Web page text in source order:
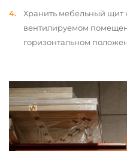
Хранить мебельный щит
вентилируемом
горизонтальном